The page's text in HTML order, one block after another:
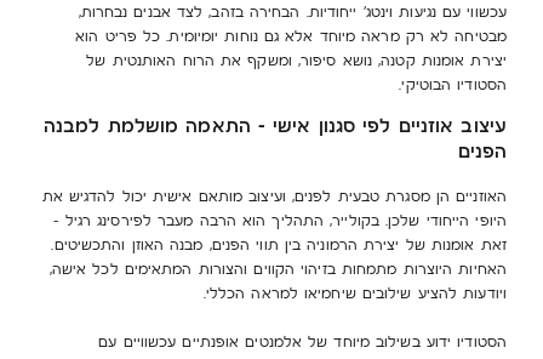
עכשווי עם נגיעות וינטג’ ייחודיות. הבחירה בזהב, לצד אבנים נבחרות,
מבטיחה לא רק מראה מיוחד אלא גם נוחות יומיומית. כל פריט הוא
יצירת אומנות קטנה, נושא סיפור, ומשקף את הרוח האותנטית של
הסטודיו הבוטיקי.
עיצוב אוזניים לפי סגנון אישי – התאמה מושלמת למבנה
הפנים
האוזניים הן מסגרת טבעית לפנים, ועיצוב מותאם אישית יכול להדגיש את
היופי הייחודי שלכן. בקולייר, התהליך הוא הרבה מעבר לפירסינג רגיל –
זאת אומנות של יצירת הרמוניה בין תווי הפנים, מבנה האוזן והתכשיטים.
האחיות היוצרות מתמחות בזיהוי הקווים והצורות המתאימים לכל אישה,
ויודעות להציע שילובים שיחמיאו למראה הכללי.
הסטודיו ידוע בשילוב מיוחד של אלמנטים אופנתיים עכשוויים עם